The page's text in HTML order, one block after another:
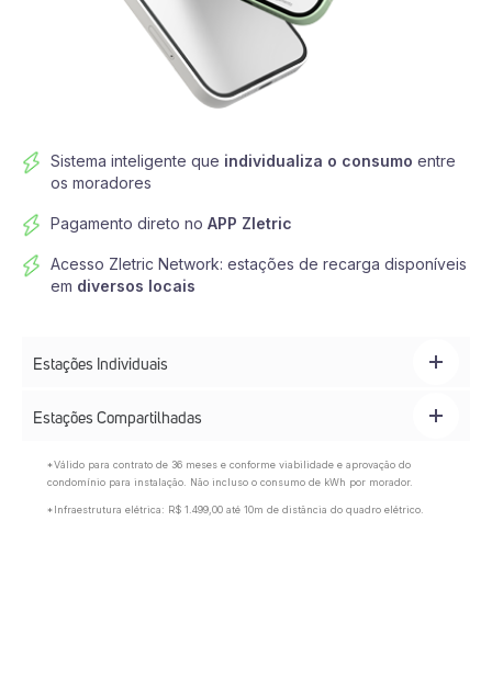
Sistema inteligente que individualiza o consumo entre
os moradores
Pagamento direto no APP Zletric
Acesso Zletric Network: estações de recarga disponíveis
em diversos locais
Estações Individuais
Estações Compartilhadas
*Válido para contrato de 36 meses e conforme viabilidade e aprovação do
condomínio para instalação. Não incluso o consumo de kWh por morador.
*Infraestrutura elétrica: R$ 1.499,00 até 10m de distância do quadro elétrico.